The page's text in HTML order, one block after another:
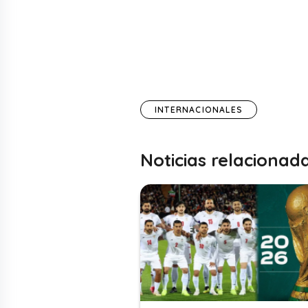
INTERNACIONALES
Noticias